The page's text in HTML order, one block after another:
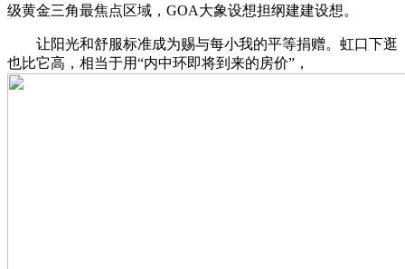
级黄金三角最焦点区域，GOA大象设想担纲建建设想。
让阳光和舒服标准成为赐与每小我的平等捐赠。虹口下逛
也比它高，相当于用“内中环即将到来的房价”，